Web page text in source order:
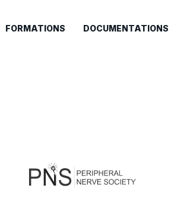
FORMATIONS DOCUMENTATIONS